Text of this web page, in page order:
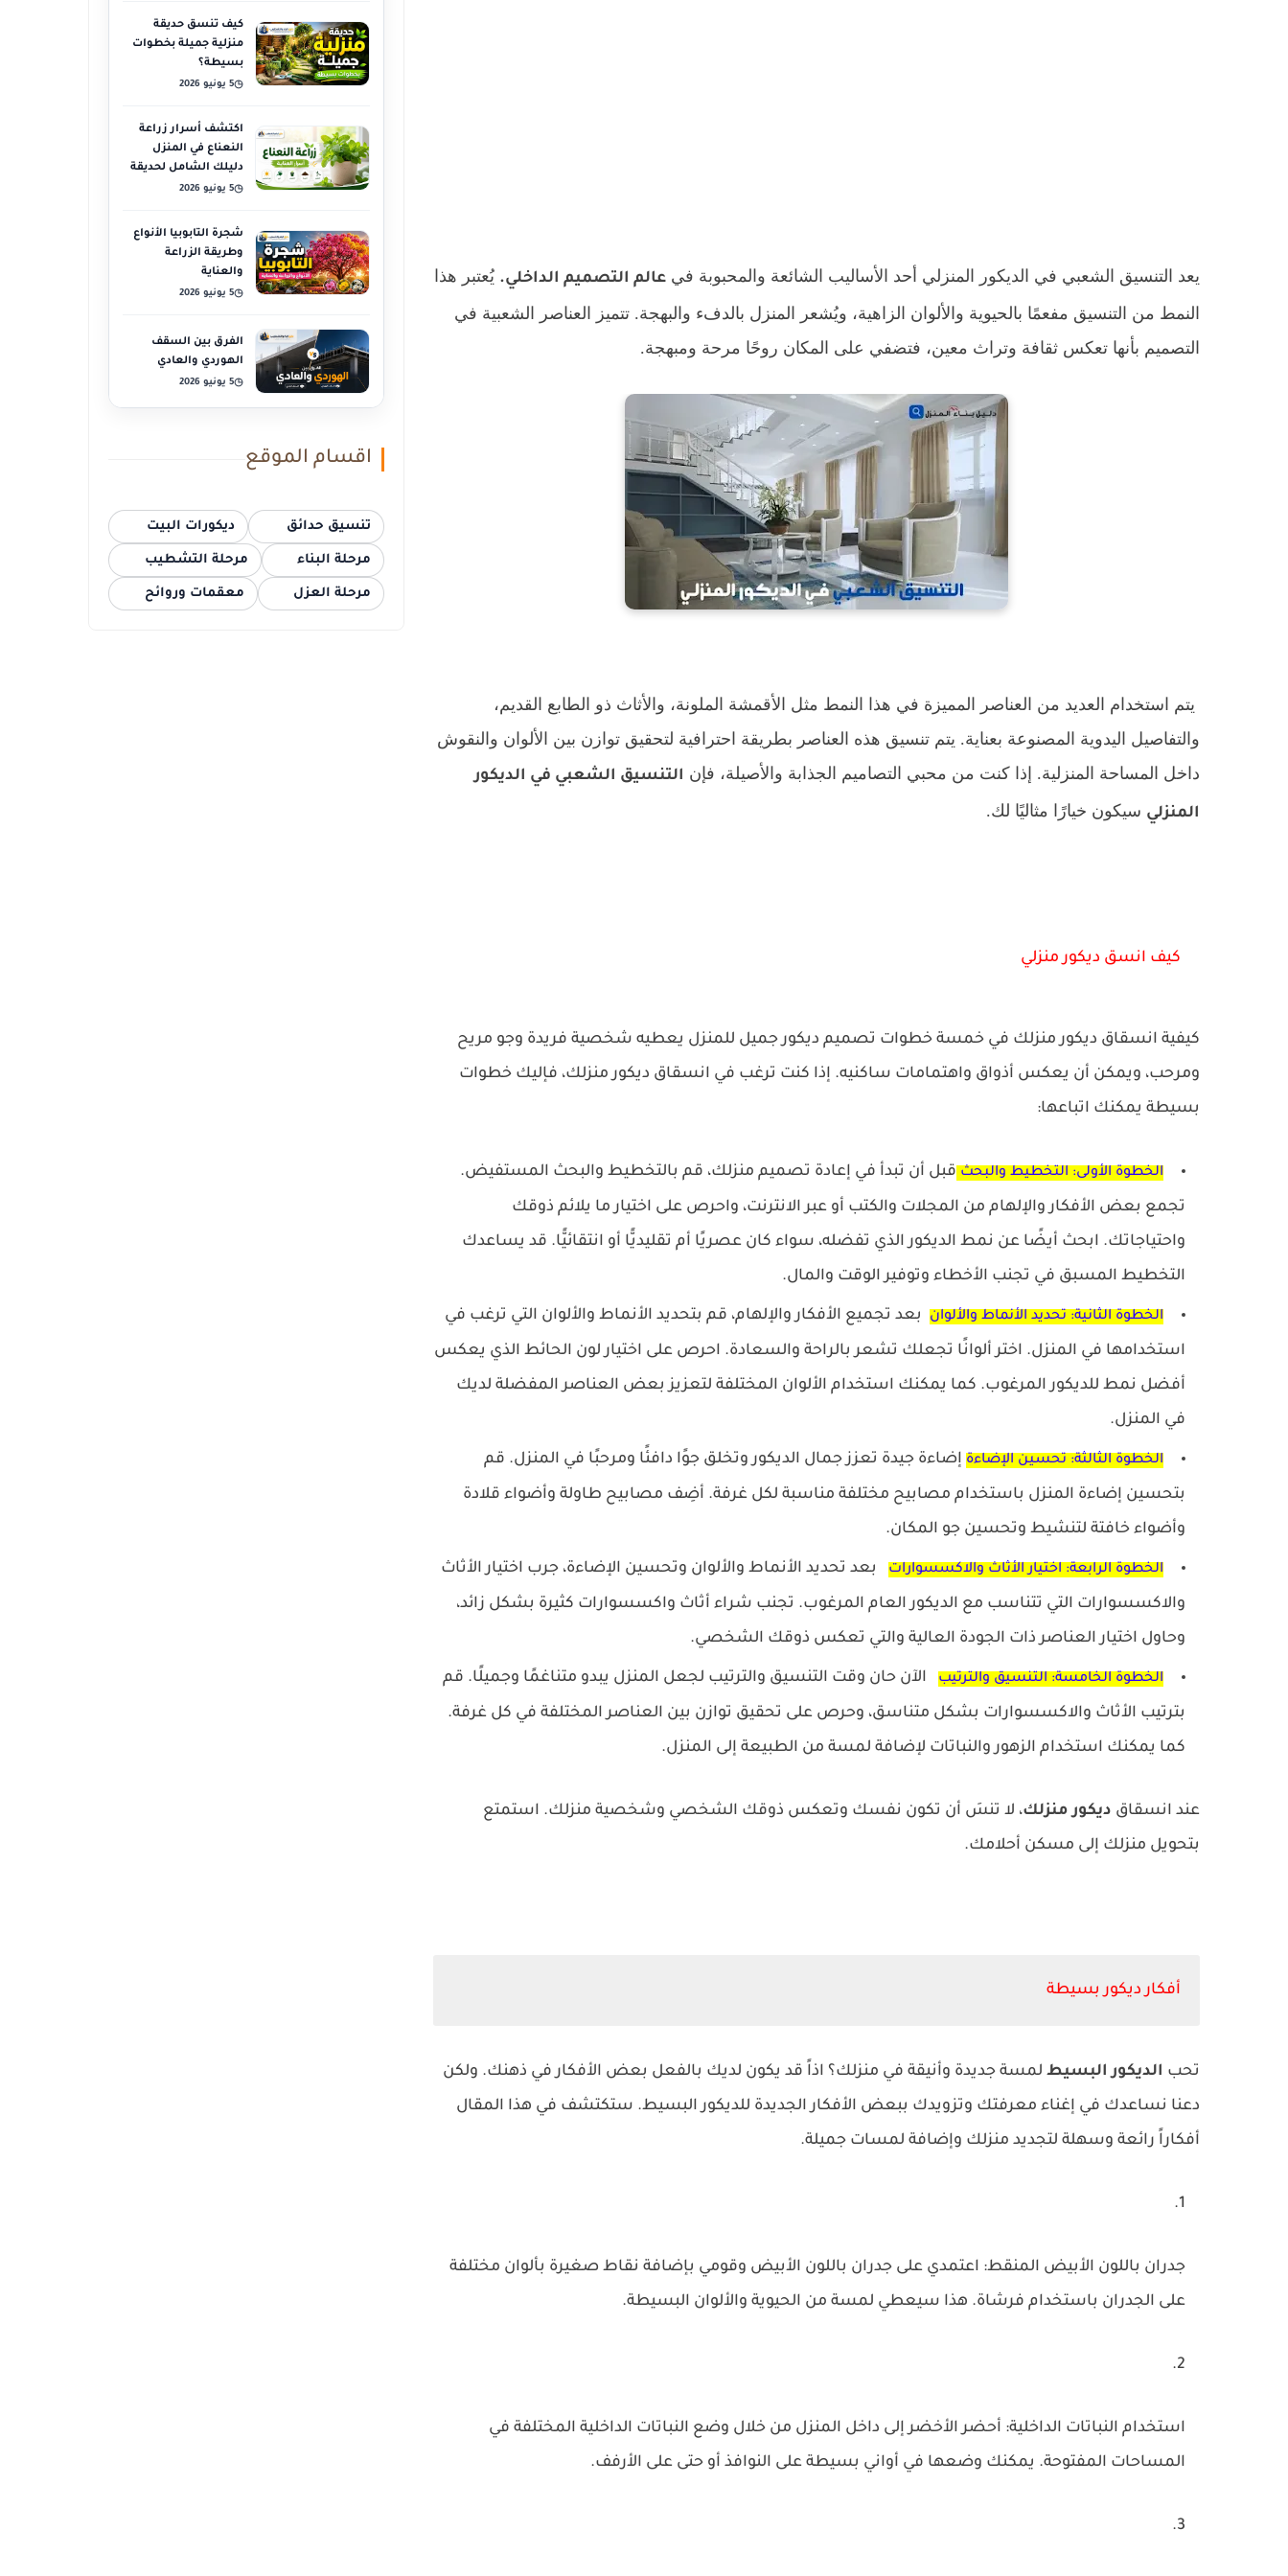
يعد التنسيق الشعبي في الديكور المنزلي أحد الأساليب الشائعة والمحبوبة في عالم التصميم الداخلي. يُعتبر هذا
النمط من التنسيق مفعمًا بالحيوية والألوان الزاهية، ويُشعر المنزل بالدفء والبهجة. تتميز العناصر الشعبية في
التصميم بأنها تعكس ثقافة وتراث معين، فتضفي على المكان روحًا مرحة ومبهجة.
يتم استخدام العديد من العناصر المميزة في هذا النمط مثل الأقمشة الملونة، والأثاث ذو الطابع القديم،
والتفاصيل اليدوية المصنوعة بعناية. يتم تنسيق هذه العناصر بطريقة احترافية لتحقيق توازن بين الألوان والنقوش
داخل المساحة المنزلية. إذا كنت من محبي التصاميم الجذابة والأصيلة، فإن التنسيق الشعبي في الديكور
المنزلي سيكون خيارًا مثاليًا لك.
كيف انسق ديكور منزلي
كيفية انسقاق ديكور منزلك في خمسة خطوات تصميم ديكور جميل للمنزل يعطيه شخصية فريدة وجو مريح
ومرحب، ويمكن أن يعكس أذواق واهتمامات ساكنيه. إذا كنت ترغب في انسقاق ديكور منزلك، فإليك خطوات
بسيطة يمكنك اتباعها:
الخطوة الأولى: التخطيط والبحث قبل أن تبدأ في إعادة تصميم منزلك، قم بالتخطيط والبحث المستفيض.
تجمع بعض الأفكار والإلهام من المجلات والكتب أو عبر الانترنت، واحرص على اختيار ما يلائم ذوقك
واحتياجاتك. ابحث أيضًا عن نمط الديكور الذي تفضله، سواء كان عصريًا أم تقليديًّا أو انتقائيًّا. قد يساعدك
التخطيط المسبق في تجنب الأخطاء وتوفير الوقت والمال.
الخطوة الثانية: تحديد الأنماط والألوان بعد تجميع الأفكار والإلهام، قم بتحديد الأنماط والألوان التي ترغب في
استخدامها في المنزل. اختر ألوانًا تجعلك تشعر بالراحة والسعادة. احرص على اختيار لون الحائط الذي يعكس
أفضل نمط للديكور المرغوب. كما يمكنك استخدام الألوان المختلفة لتعزيز بعض العناصر المفضلة لديك
في المنزل.
الخطوة الثالثة: تحسين الإضاءة إضاءة جيدة تعزز جمال الديكور وتخلق جوًا دافئًا ومرحبًا في المنزل. قم
بتحسين إضاءة المنزل باستخدام مصابيح مختلفة مناسبة لكل غرفة. أضِف مصابيح طاولة وأضواء قلادة
وأضواء خافتة لتنشيط وتحسين جو المكان.
الخطوة الرابعة: اختيار الأثاث والاكسسوارات بعد تحديد الأنماط والألوان وتحسين الإضاءة، جرب اختيار الأثاث
والاكسسوارات التي تتناسب مع الديكور العام المرغوب. تجنب شراء أثاث واكسسوارات كثيرة بشكل زائد،
وحاول اختيار العناصر ذات الجودة العالية والتي تعكس ذوقك الشخصي.
الخطوة الخامسة: التنسيق والترتيب الآن حان وقت التنسيق والترتيب لجعل المنزل يبدو متناغمًا وجميلًا. قم
بترتيب الأثاث والاكسسوارات بشكل متناسق، وحرص على تحقيق توازن بين العناصر المختلفة في كل غرفة.
كما يمكنك استخدام الزهور والنباتات لإضافة لمسة من الطبيعة إلى المنزل.
عند انسقاق ديكور منزلك، لا تنسَ أن تكون نفسك وتعكس ذوقك الشخصي وشخصية منزلك. استمتع
بتحويل منزلك إلى مسكن أحلامك.
أفكار ديكور بسيطة
تحب الديكور البسيط لمسة جديدة وأنيقة في منزلك؟ اذاً قد يكون لديك بالفعل بعض الأفكار في ذهنك. ولكن
دعنا نساعدك في إغناء معرفتك وتزويدك ببعض الأفكار الجديدة للديكور البسيط. ستكتشف في هذا المقال
أفكاراً رائعة وسهلة لتجديد منزلك وإضافة لمسات جميلة.
جدران باللون الأبيض المنقط: اعتمدي على جدران باللون الأبيض وقومي بإضافة نقاط صغيرة بألوان مختلفة
على الجدران باستخدام فرشاة. هذا سيعطي لمسة من الحيوية والألوان البسيطة.
استخدام النباتات الداخلية: أحضر الأخضر إلى داخل المنزل من خلال وضع النباتات الداخلية المختلفة في
المساحات المفتوحة. يمكنك وضعها في أواني بسيطة على النوافذ أو حتى على الأرفف.
كيف تنسق حديقة
منزلية جميلة بخطوات
بسيطة؟
◷5 يونيو 2026
اكتشف أسرار زراعة
النعناع في المنزل
دليلك الشامل لحديقة
عطرية
◷5 يونيو 2026
شجرة التابوبيا الأنواع
وطريقة الزراعة
والعناية
◷5 يونيو 2026
الفرق بين السقف
الهوردي والعادي
◷5 يونيو 2026
اقسام الموقع
تنسيق حدائق ديكورات البيت
مرحلة البناء مرحلة التشطيب
مرحلة العزل معقمات وروائح